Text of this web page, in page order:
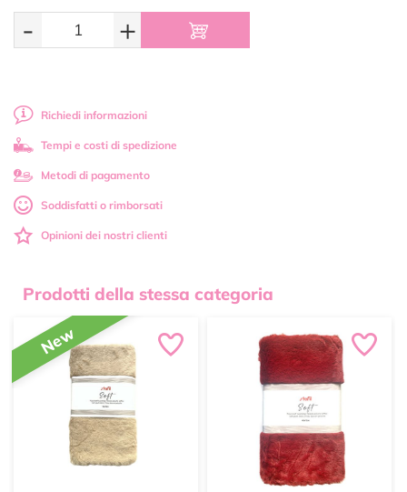
- +
Richiedi informazioni
Tempi e costi di spedizione
Metodi di pagamento
Soddisfatti o rimborsati
Opinioni dei nostri clienti
Prodotti della stessa categoria
New